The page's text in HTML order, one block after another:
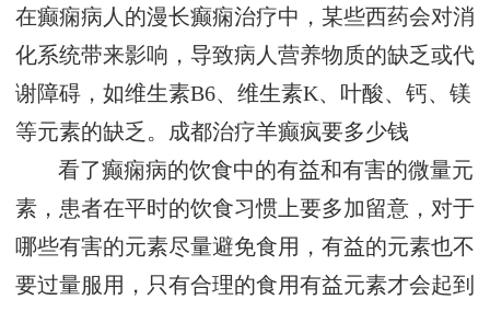
在癫痫病人的漫长癫痫治疗中，某些西药会对消
化系统带来影响，导致病人营养物质的缺乏或代
谢障碍，如维生素B6、维生素K、叶酸、钙、镁
等元素的缺乏。 成都治疗羊癫疯要多少钱
看了癫痫病的饮食中的有益和有害的微量元
素，患者在平时的饮食习惯上要多加留意，对于
哪些有害的元素尽量避免食用，有益的元素也不
要过量服用，只有合理的食用有益元素才会起到